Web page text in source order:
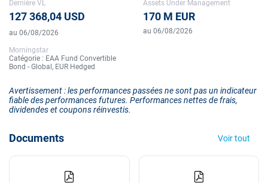
Dernière VL
127 368,04 USD
au 06/08/2026
Assets Under Management
170 M EUR
au 06/08/2026
Morningstar
Catégorie : EAA Fund Convertible
Bond - Global, EUR Hedged
Avertissement : les performances passées ne sont pas un indicateur
fiable des performances futures. Performances nettes de frais,
dividendes et coupons réinvestis.
Documents Voir tout